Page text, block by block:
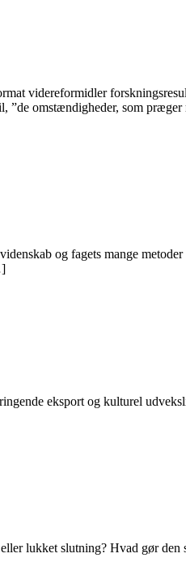
videreformidler
”de omstændigheder, som
og fagets mange
eksport og kulturel
lukket slutning? Hvad gør den